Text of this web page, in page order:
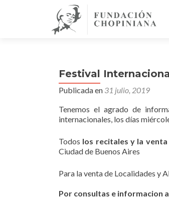
Festival
Publicada en 31 julio, 2019
Tenemos el agrado de
internacionales, los días
Todos los recitales y la
Ciudad de Buenos Aires
Para la venta de Localidades y
Por consultas e informacion